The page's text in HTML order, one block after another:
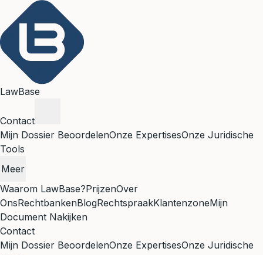
LawBase
Contact
Mijn Dossier BeoordelenOnze ExpertisesOnze Juridische
Tools
Meer
Waarom LawBase?PrijzenOver
OnsRechtbankenBlogRechtspraakKlantenzoneMijn
Document Nakijken
Contact
Mijn Dossier BeoordelenOnze ExpertisesOnze Juridische